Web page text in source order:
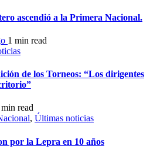
ascendió a la Primera Nacional.
1 min read
de los Torneos: “Los dirigentes
read
, Últimas noticias
por la Lepra en 10 años